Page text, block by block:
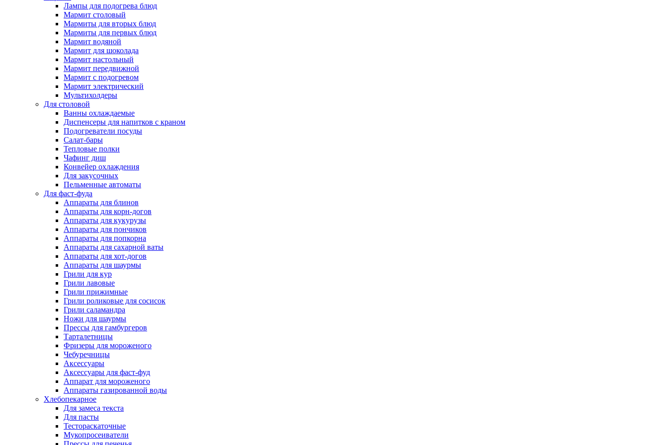
Лампы для подогрева блюд
Мармит столовый
Мармиты для вторых блюд
Мармиты для первых блюд
Мармит водяной
Мармит для шоколада
Мармит настольный
Мармит передвижной
Мармит с подогревом
Мармит электрический
Мультихолдеры
Для столовой
Ванны охлаждаемые
Диспенсеры для напитков с краном
Подогреватели посуды
Салат-бары
Тепловые полки
Чафинг диш
Конвейер охлаждения
Для закусочных
Пельменные автоматы
Для фаст-фуда
Аппараты для блинов
Аппараты для корн-догов
Аппараты для кукурузы
Аппараты для пончиков
Аппараты для попкорна
Аппараты для сахарной ваты
Аппараты для хот-догов
Аппараты для шаурмы
Грили для кур
Грили лавовые
Грили прижимные
Грили роликовые для сосисок
Грили саламандра
Ножи для шаурмы
Прессы для гамбургеров
Тарталетницы
Фризеры для мороженого
Чебуречницы
Аксессуары
Аксессуары для фаст-фуд
Аппарат для мороженого
Аппараты газированной воды
Хлебопекарное
Для замеса текста
Для пасты
Тестораскаточные
Мукопросеиватели